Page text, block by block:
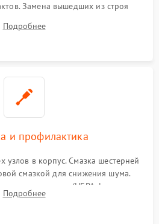
Замена вышедших из строя
аккумулятора, неисправного
воды. Восстановление шлейфов и
Подробнее
и профилактика
узлов в корпус. Смазка шестерней
смазкой для снижения шума.
материалов (HEPA-фильтров,
Надежная фиксация разъемов и
Подробнее